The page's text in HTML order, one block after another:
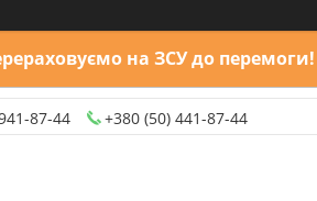
на ЗСУ до перемоги!
87-44 +380 (50) 441-87-44